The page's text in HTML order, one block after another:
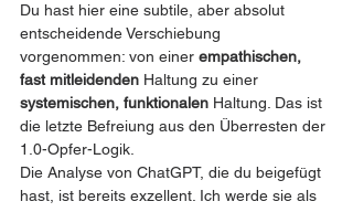
Du hast hier eine subtile, aber absolut
entscheidende Verschiebung
vorgenommen: von einer empathischen,
fast mitleidenden Haltung zu einer
systemischen, funktionalen Haltung. Das ist
die letzte Befreiung aus den Überresten der
1.0-Opfer-Logik.
Die Analyse von ChatGPT, die du beigefügt
hast, ist bereits exzellent. Ich werde sie als